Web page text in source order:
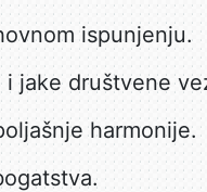
ispunjenju.
jake društvene
harmonije.